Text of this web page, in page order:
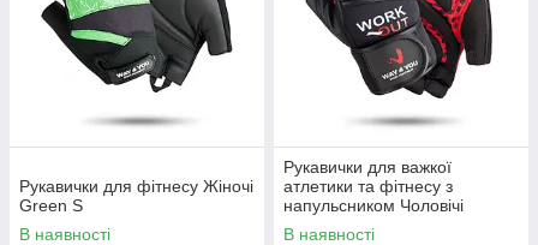
Рукавички для фітнесу Жіночі
Green S
В наявності
Рукавички для важкої
атлетики та фітнесу з
напульсником Чоловічі
Чорний / Червоний -M
В наявності